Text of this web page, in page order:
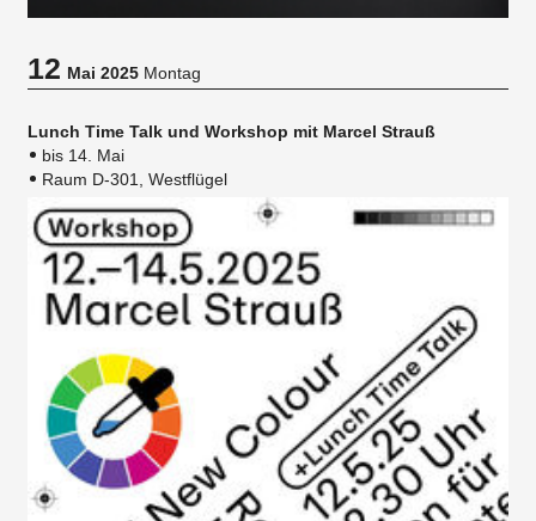
12Mai 2025 Montag
Lunch Time Talk und Workshop mit Marcel Strauß
bis 14. Mai
Raum D-301, Westflügel